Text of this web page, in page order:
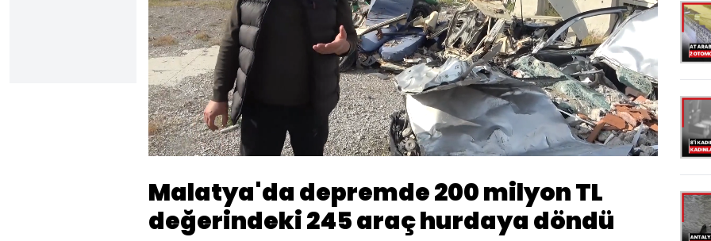
Sesi
Aç
1080
Yüklendi:
14.87%
Oynatma
Hızı
Malatya'da depremde 200 milyon TL
değerindeki 245 araç hurdaya döndü